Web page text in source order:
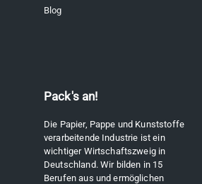
Blog
Pack's an!
Die Papier, Pappe und Kunststoffe
verarbeitende Industrie ist ein
wichtiger Wirtschaftszweig in
Deutschland. Wir bilden in 15
Berufen aus und ermöglichen